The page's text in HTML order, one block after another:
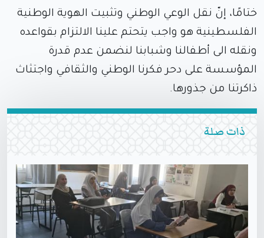
ختامًا، إنّ نقل الوعي الوطني وتثبيت الهوية الوطنية
الفلسطينية هو واجب يتحتم علينا الالتزام بقواعده
ونقله الى أطفالنا وشبابنا لنضمن عدم قدرة
المؤسسة على دحر فكرنا الوطني والثقافي واجتثاث
ذاكرتنا من جذورها.
ذات صلة